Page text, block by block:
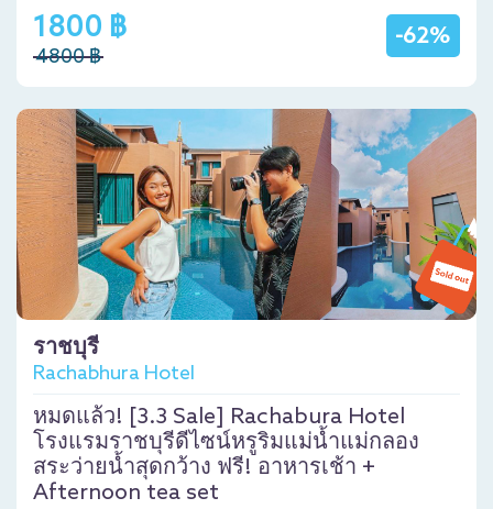
-62%
1800 ฿
4800 ฿
ราชบุรี
Rachabhura Hotel
หมดแล้ว! [3.3 Sale] Rachabura Hotel
โรงแรมราชบุรีดีไซน์หรูริมแม่น้ำแม่กลอง
สระว่ายน้ำสุดกว้าง ฟรี! อาหารเช้า +
Afternoon tea set